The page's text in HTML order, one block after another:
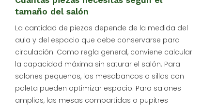
tamaño del salón
La cantidad de piezas depende de la medida del
aula y del espacio que debe conservarse para
circulación. Como regla general, conviene calcular
la capacidad máxima sin saturar el salón. Para
salones pequeños, los mesabancos o sillas con
paleta pueden optimizar espacio. Para salones
amplios, las mesas compartidas o pupitres